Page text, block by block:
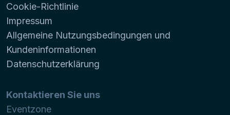
Cookie-Richtlinie
Impressum
Allgemeine Nutzungsbedingungen und
Kundeninformationen
Datenschutzerklärung
Kontaktieren Sie uns
Eventzone